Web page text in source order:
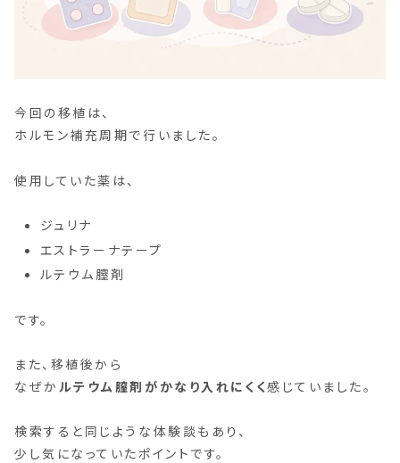
今回の移植は、
ホルモン補充周期で行いました。
使用していた薬は、
ジュリナ
エストラーナテープ
ルテウム膣剤
です。
また、移植後から
なぜか ルテウム膣剤がかなり入れにくく感じていました。
検索すると同じような体験談もあり、
少し気になっていたポイントです。